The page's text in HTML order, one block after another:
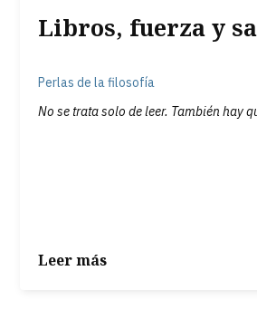
Libros, fuerza y
Perlas de la filosofía
No se trata solo de leer. También hay
Leer más